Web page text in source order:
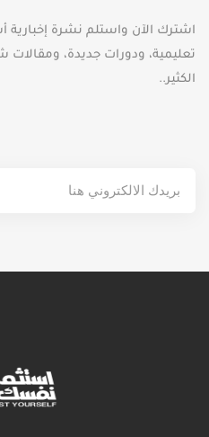
اشترك الآن واستلم نشرة إخبارية
تعليمية، ودورات جديدة،
الكثير..